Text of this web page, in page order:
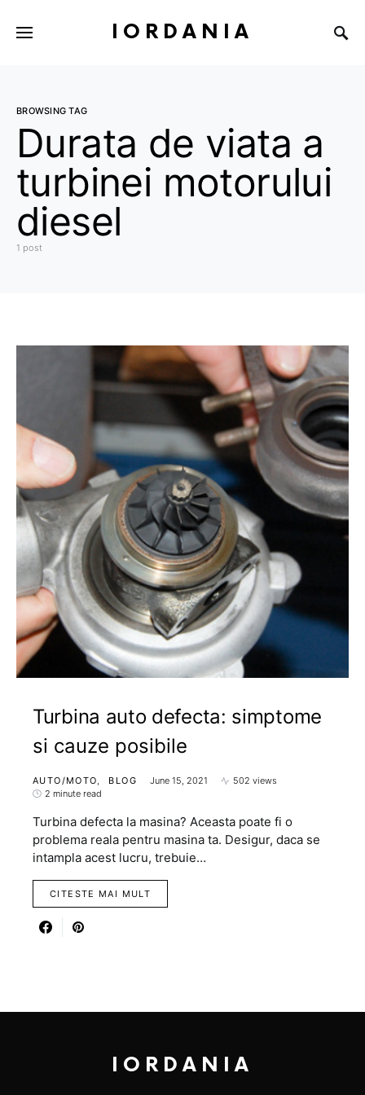
IORDANIA
BROWSING TAG
Durata de viata a
turbinei motorului
diesel
1 post
Turbina auto defecta: simptome
si cauze posibile
AUTO/MOTO BLOG June 15, 2021
502 views
2 minute read
Turbina defecta la masina? Aceasta poate fi o
problema reala pentru masina ta. Desigur, daca se
intampla acest lucru, trebuie…
CITESTE MAI MULT
IORDANIA